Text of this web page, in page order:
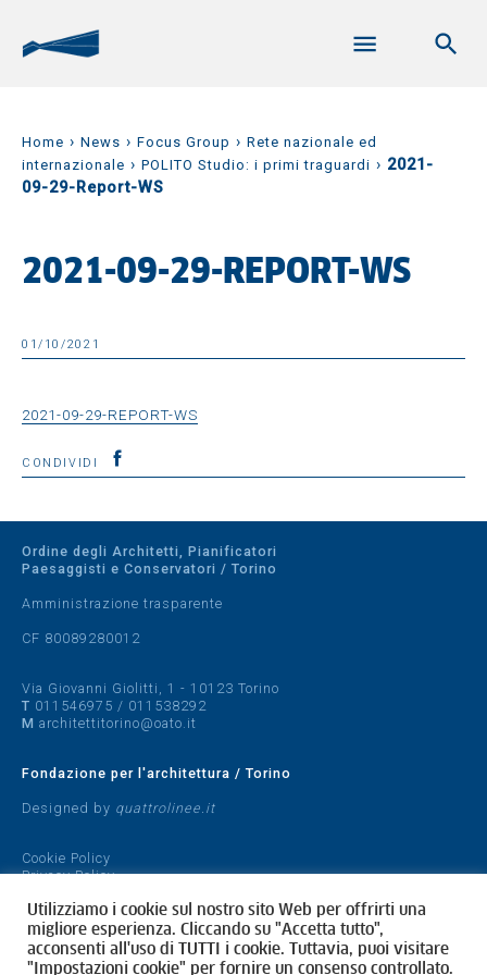
Home › News › Focus Group › Rete nazionale ed
internazionale › POLITO Studio: i primi traguardi › 2021-
09-29-Report-WS
2021-09-29-REPORT-WS
01/10/2021
2021-09-29-REPORT-WS
CONDIVIDI
Ordine degli Architetti, Pianificatori
Paesaggisti e Conservatori / Torino
Amministrazione trasparente
CF 80089280012
Via Giovanni Giolitti, 1 - 10123 Torino
T 011546975 / 011538292
M architettitorino@oato.it
Fondazione per l'architettura / Torino
Designed by quattrolinee.it
Cookie Policy
Privacy Policy
Utilizziamo i cookie sul nostro sito Web per offrirti una
migliore esperienza. Cliccando su "Accetta tutto",
acconsenti all'uso di TUTTI i cookie. Tuttavia, puoi visitare
"Impostazioni cookie" per fornire un consenso controllato.